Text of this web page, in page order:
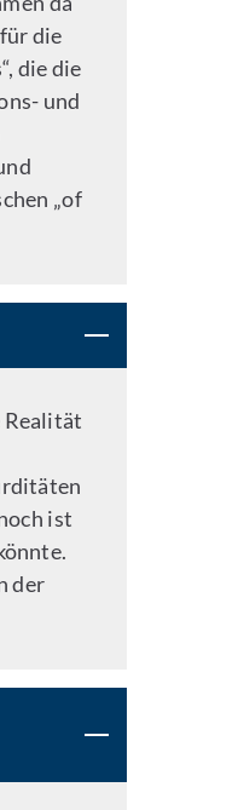
die
die die
und
„of
Realität
ist
der